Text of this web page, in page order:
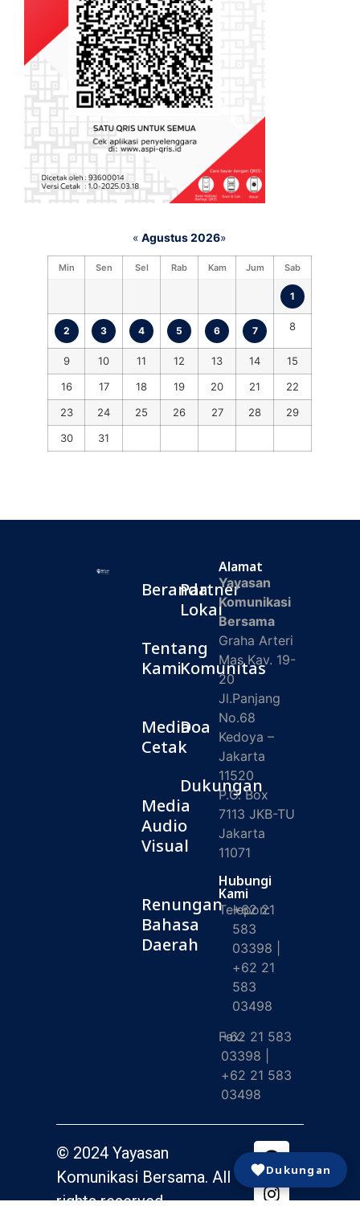
« Agustus 2026»
Min Sen Sel Rab Kam Jum Sab
1
2 3 4 5 6 7 8
9 10 11 12 13 14
15
16
17 18 19 20 21
22
23
24 25 26 27 28
29
30
31
Beranda
Tentang
Kami
Media
Cetak
Media
Audio
Visual
Renungan
Bahasa
Daerah
Partner
Lokal
Komunitas
Doa
Dukungan
Alamat
Yayasan
Komunikasi
Bersama
Graha Arteri
Mas Kav. 19-
20
Jl.Panjang
No.68
Kedoya –
Jakarta
11520
P.O. Box
7113 JKB-TU
Jakarta
11071
Hubungi
Kami
Telepon:
+62 21
583
03398 |
+62 21
583
03498
Fax:
+62 21 583
03398 |
+62 21 583
03498
© 2024 Yayasan
Komunikasi Bersama. All
rights reserved.
Dukungan